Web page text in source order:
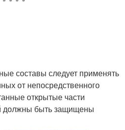
составы следует применять
от непосредственного
открытые части
должны быть защищены